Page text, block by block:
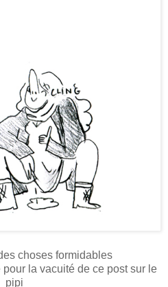
choses formidables
la vacuité de ce post sur le
pipi